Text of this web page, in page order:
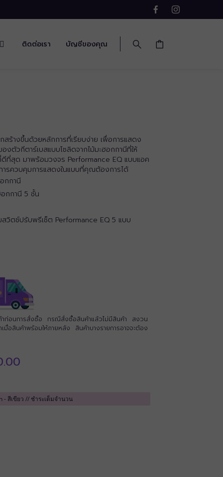
ติดต่อเรา บัญชีของคุณ
สร้างขึ้นด้วยหลักการที่เรียบง่าย เพื่อการแสดง
วกีตาร์เบสแบบโซลิดจากไม้มะฮอกกานีที่ให้
ที่สุด มาพร้อมวงจร Performance EQ แบบแอค
รควบคุมการแสดงในแบบที่คุณต้องการได้
กกานี
อกกานี 5 ชั้น
ตช์ปรับพรีเซ็ต Performance EQ 5 แบบ
าก่อนการสั่งซื้อ กรณีสั่งซื้อสินค้าแล้วไม่มีสินค้า สงวน
อสินค้าพร้อมให้ภายหลัง สินค้าบางรายการอาจจะต้อง
Price
฿21,700.00